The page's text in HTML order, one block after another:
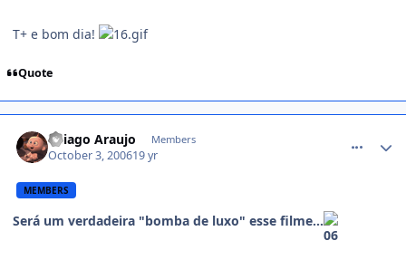
T+ e bom dia!
Quote
Thiago Araujo Members
October 3, 200619 yr
MEMBERS
Será um verdadeira "bomba de luxo" esse filme...